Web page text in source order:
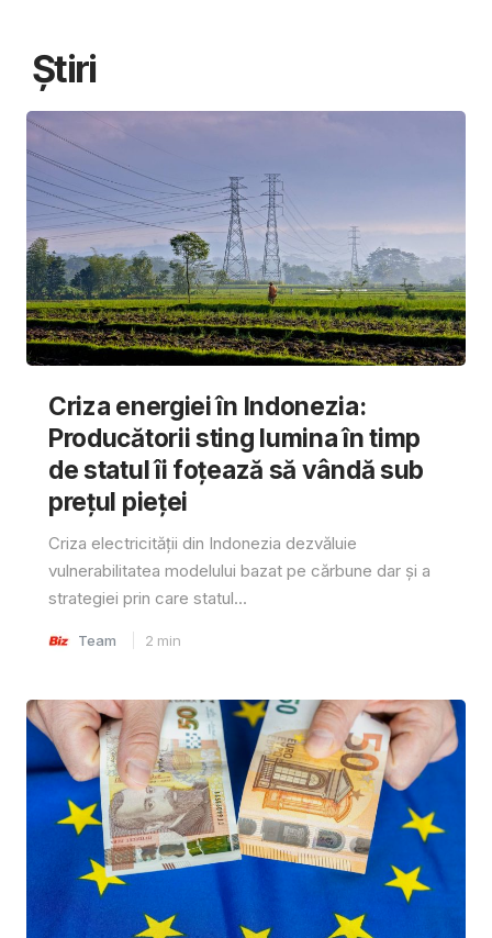
Știri
Criza energiei în Indonezia:
Producătorii sting lumina în timp
de statul îi foțează să vândă sub
prețul pieței
Criza electricității din Indonezia dezvăluie
vulnerabilitatea modelului bazat pe cărbune dar și a
strategiei prin care statul...
Team 2 min